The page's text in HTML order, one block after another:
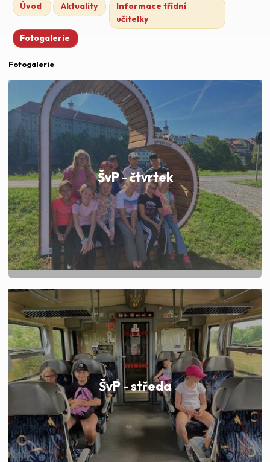
Úvod Aktuality
Informace třídní
učitelky
Fotogalerie
Fotogalerie
ŠvP - čtvrtek
ŠvP - středa